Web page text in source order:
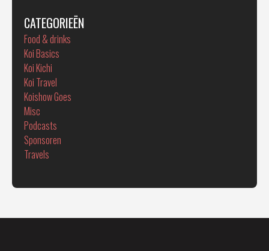
CATEGORIEËN
Food & drinks
Koi Basics
Koi Kichi
Koi Travel
Koishow Goes
Misc
Podcasts
Sponsoren
Travels